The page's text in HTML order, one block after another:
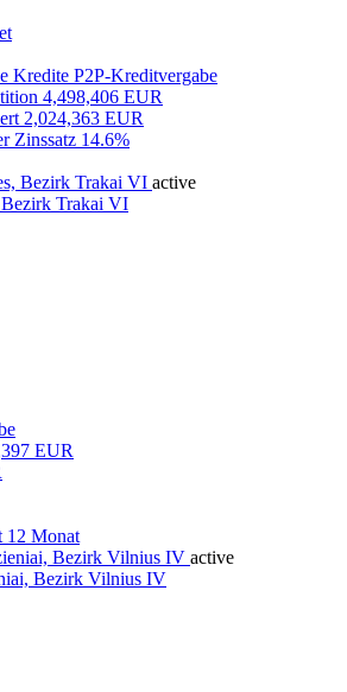
Kredite P2P-Kreditvergabe
4,498,406 EUR
2,024,363 EUR
Zinssatz 14.6%
active
Trakai VI
EUR
12 Monat
active
Bezirk Vilnius IV